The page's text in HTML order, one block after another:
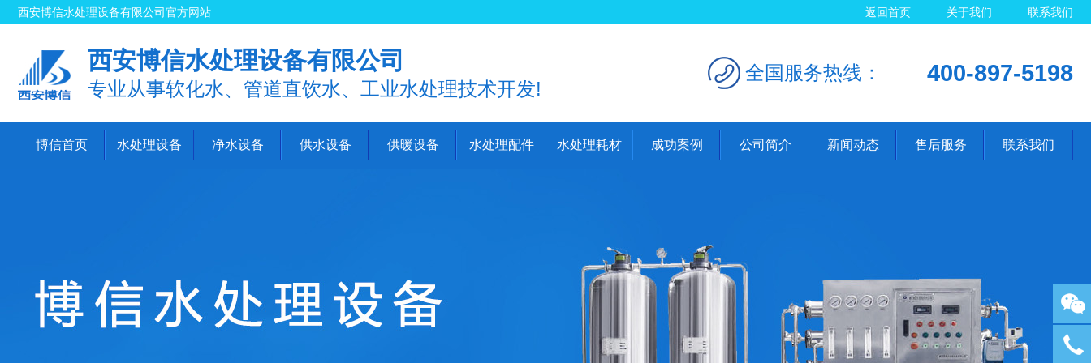
西安博信水处理设备有限公司官方网站 返回首页 关于我们 联系我们
西安博信水处理设备有限公司
专业从事软化水、管道直饮水、工业水处理技术开发!
全国服务热线： 400-897-5198
博信首页 水处理设备 净水设备 供水设备 供暖设备 水处理配件 水处理耗材 成功案例 公司简介 新闻动态 售后服务 联系我们